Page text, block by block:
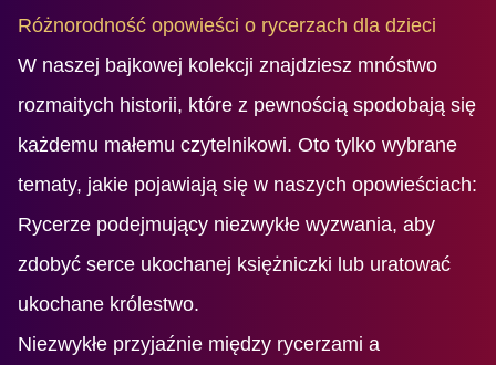
Różnorodność opowieści o rycerzach dla dzieci
W naszej bajkowej kolekcji znajdziesz mnóstwo
rozmaitych historii, które z pewnością spodobają się
każdemu małemu czytelnikowi. Oto tylko wybrane
tematy, jakie pojawiają się w naszych opowieściach:
Rycerze podejmujący niezwykłe wyzwania, aby
zdobyć serce ukochanej księżniczki lub uratować
ukochane królestwo.
Niezwykłe przyjaźnie między rycerzami a